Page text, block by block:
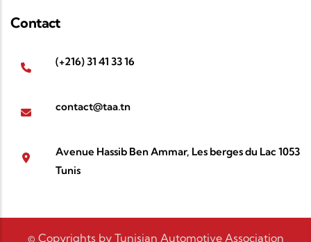
Contact
(+216) 31 41 33 16
contact@taa.tn
Avenue Hassib Ben Ammar, Les berges du Lac 1053
Tunis
© Copyrights by Tunisian Automotive Association